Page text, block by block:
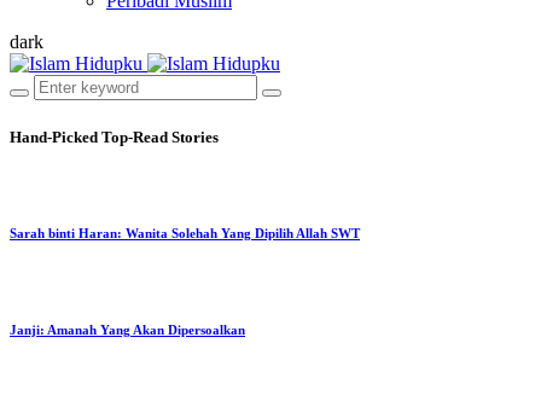
dark
Hand-Picked Top-Read Stories
Sarah binti Haran: Wanita Solehah Yang Dipilih Allah SWT
Janji: Amanah Yang Akan Dipersoalkan